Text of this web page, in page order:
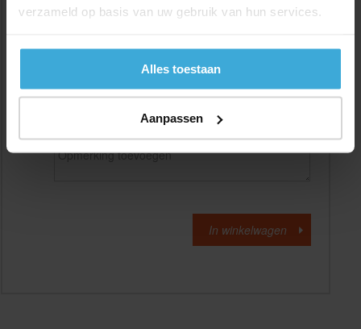
verzameld op basis van uw gebruik van hun services.
Alles toestaan
Aanpassen
Materiaalkosten
Alle bedragen zijn excl. 21% BTW